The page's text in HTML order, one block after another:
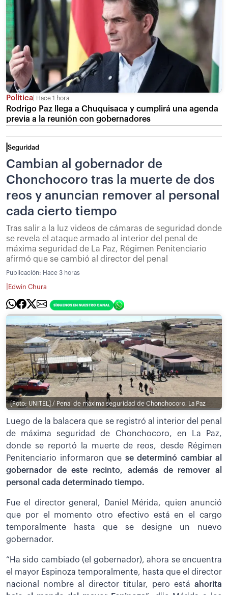
Política Hace 1 hora
Rodrigo Paz llega a Chuquisaca y cumplirá una agenda
previa a la reunión con gobernadores
Seguridad
Cambian al gobernador de
Chonchocoro tras la muerte de dos
reos y anuncian remover al personal
cada cierto tiempo
Tras salir a la luz videos de cámaras de seguridad donde
se revela el ataque armado al interior del penal de
máxima seguridad de La Paz, Régimen Penitenciario
afirmó que se cambió al director del penal
Publicación: Hace 3 horas
Edwin Chura
[Foto: UNITEL] / Penal de máxima seguridad de Chonchocoro, La Paz
Luego de la balacera que se registró al interior del penal
de máxima seguridad de Chonchocoro, en La Paz,
donde se reportó la muerte de reos, desde Régimen
Penitenciario informaron que se determinó cambiar al
gobernador de este recinto, además de remover al
personal cada determinado tiempo.
Fue el director general, Daniel Mérida, quien anunció
que por el momento otro efectivo está en el cargo
temporalmente hasta que se designe un nuevo
gobernador.
“Ha sido cambiado (el gobernador), ahora se encuentra
el mayor Espinoza temporalmente, hasta que el director
nacional nombre al director titular, pero está ahorita